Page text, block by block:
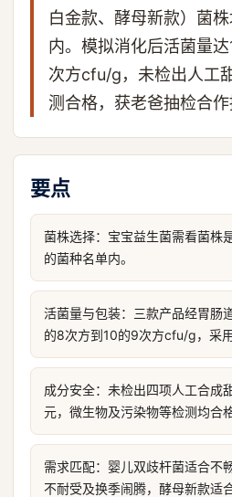
白金款、酵母新款）菌
内。模拟消化后活菌量
次方cfu/g，未检出人工
测合格，获老爸抽检合作
要点
菌株选择：宝宝益生菌需看菌株
的菌种名单内。
活菌量与包装：三款产品经胃肠
的8次方到10的9次方cfu/g，采
成分安全：未检出四项人工合成
元，微生物及污染物等检测均合格
需求匹配：婴儿双歧杆菌适合不
不耐受及换季闹腾，酵母新款适